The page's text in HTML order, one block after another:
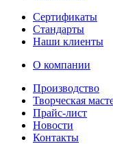
Сертификаты
Стандарты
Наши клиенты
О компании
Производство
Творческая
Прайс-лист
Новости
Контакты